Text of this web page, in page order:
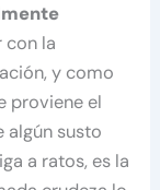
con la
y como
proviene el
algún susto
a ratos, es la